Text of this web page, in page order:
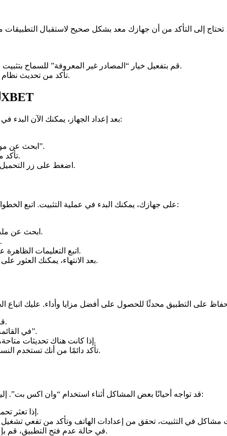
قم بتفعيل خيار “المصادر غير المعروفة” للسماح بتثبيت التطبيقات من خارج متجر جوجل بلاي.
تأكد من تحديث نظام التشغيل لديك إلى أحدث نسخة متاحة.
تنزيل ملف الـ APK لتطبيق 1XBET
بعد إعداد الجهاز، يمكنك الآن البدء في تحميل ملف التطبيق. إليك الخطوات اللازمة:
ابحث عن موقع موثوق يقدم تحميل “وان اكس بت”.
تأكد من تحميل النسخة الأحدث من التطبيق.
اضغط على زر التحميل وانتظر إلى حين انتهاء عملية التحميل.
بمجرد أن يتم تحميل ملف الـ APK على جهازك، يمكنك البدء في عملية التثبيت. اتبع الخطوات التالية:
ابحث عن ملف “وان اكس بت” الذي قمت بتحميله.
اضغط على الملف لبدء عملية التثبيت.
اتبع التعليمات الظاهرة على الشاشة حتى تكتمل عملية التثبيت.
بعد الانتهاء، يمكنك العثور على أيقونة التطبيق على الشاشة الرئيسية.
قم بفتح التطبيق بعد الانتهاء من التثبيت.
في القائمة الرئيسية، ابحث عن خيار “التحديثات”.
إذا كانت هناك تحديثات متاحة، اتبع التعليمات لإكمال عملية التحديث.
تأكد دائمًا من أنك تستخدم النسخة الأحدث لضمان عدم وجود مشاكل.
قد تواجه أحيانًا بعض المشاكل أثناء استخدام “وان اكس بت”. إليك بعض النصائح للتغلب على هذه المشكلات:
إذا تعثر تحميل التطبيق، تأكد من اتصالك بالإنترنت.
في حالة عدم فتح التطبيق، قم بإعادة تشغيل الهاتف وحاول مرة أخرى.